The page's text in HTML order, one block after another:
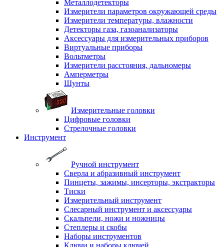
Металлодетекторы
Измерители параметров окружающей среды
Измерители температуры, влажности
Детекторы газа, газоанализаторы
Аксессуары для измерительных приборов
Виртуальные приборы
Вольтметры
Измерители расстояния, дальномеры
Амперметры
Шунты
Измерительные головки
Цифровые головки
Стрелочные головки
Инструмент
Ручной инструмент
Сверла и абразивный инструмент
Пинцеты, зажимы, инсерторы, экстракторы
Тиски
Измерительный инструмент
Слесарный инструмент и аксессуары
Скальпели, ножи и ножницы
Степлеры и скобы
Наборы инструментов
Ключи и наборы ключей